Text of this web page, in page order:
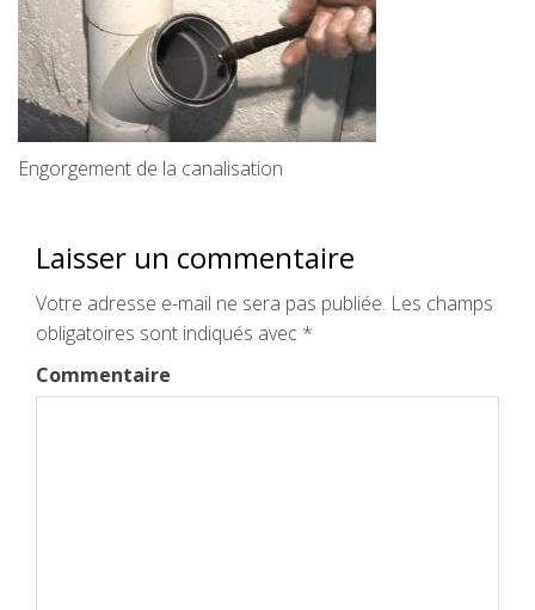
Engorgement de la canalisation
Laisser un commentaire
Votre adresse e-mail ne sera pas publiée. Les champs
obligatoires sont indiqués avec *
Commentaire